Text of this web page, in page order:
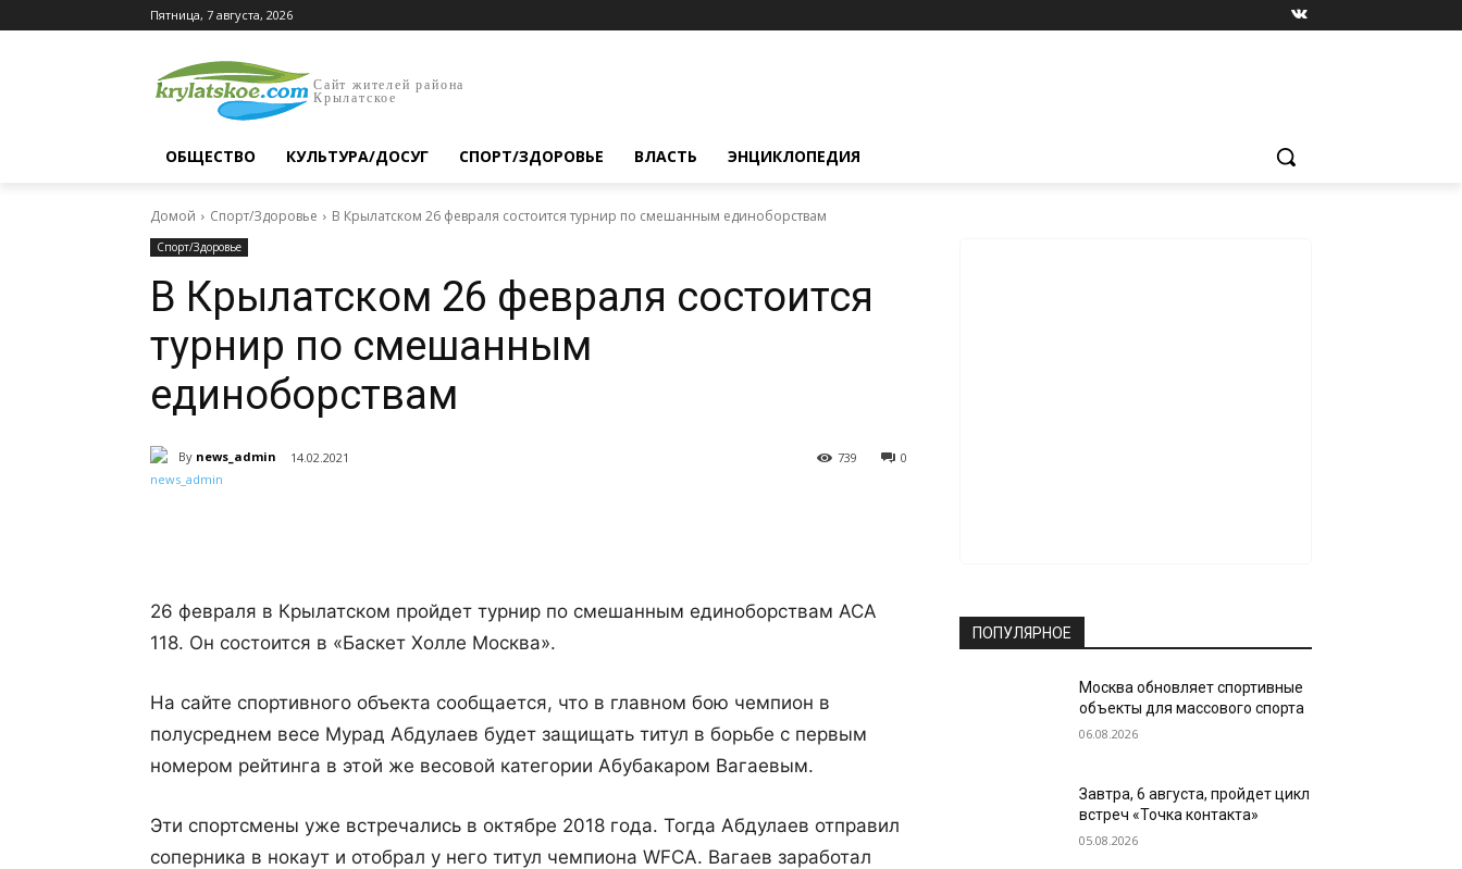
Пятница, 7 августа, 2026
Сайт жителей района
Крылатское
ОБЩЕСТВО КУЛЬТУРА/ДОСУГ СПОРТ/ЗДОРОВЬЕ ВЛАСТЬ ЭНЦИКЛОПЕДИЯ
Домой Спорт/Здоровье В Крылатском 26 февраля состоится турнир по смешанным единоборствам
Спорт/Здоровье
В Крылатском 26 февраля состоится
турнир по смешанным
единоборствам
By news_admin 14.02.2021 0
739
26 февраля в Крылатском пройдет турнир по смешанным единоборствам ACA
118. Он состоится в «Баскет Холле Москва».
На сайте спортивного объекта сообщается, что в главном бою чемпион в
полусреднем весе Мурад Абдулаев будет защищать титул в борьбе с первым
номером рейтинга в этой же весовой категории Абубакаром Вагаевым.
Эти спортсмены уже встречались в октябре 2018 года. Тогда Абдулаев отправил
соперника в нокаут и отобрал у него титул чемпиона WFCA. Вагаев заработал
ПОПУЛЯРНОЕ
Москва обновляет спортивные
объекты для массового спорта
06.08.2026
Завтра, 6 августа, пройдет цикл
встреч «Точка контакта»
05.08.2026